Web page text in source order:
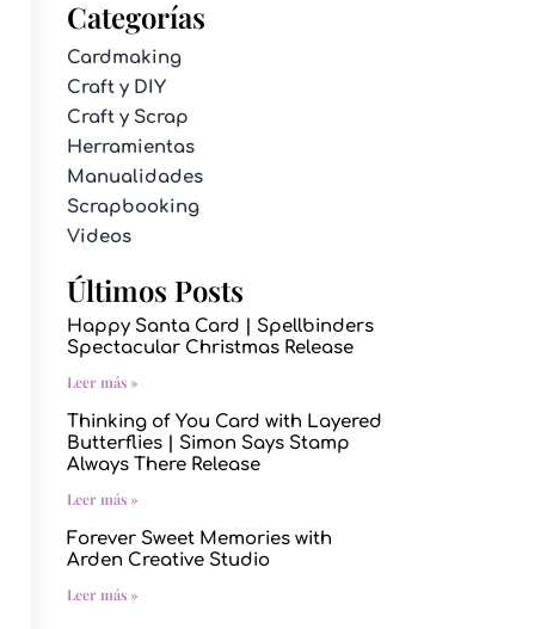
Categorías
Cardmaking
Craft y DIY
Craft y Scrap
Herramientas
Manualidades
Scrapbooking
Videos
Últimos Posts
Happy Santa Card | Spellbinders
Spectacular Christmas Release
Leer más »
Thinking of You Card with Layered
Butterflies | Simon Says Stamp
Always There Release
Leer más »
Forever Sweet Memories with
Arden Creative Studio
Leer más »